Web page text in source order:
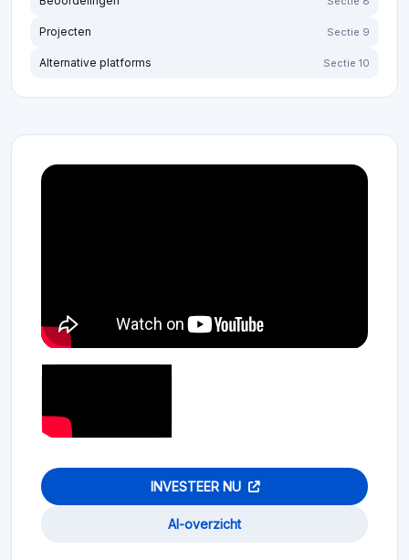
Projecten Sectie 9
Alternative platforms Sectie 10
INVESTEER NU
AI-overzicht